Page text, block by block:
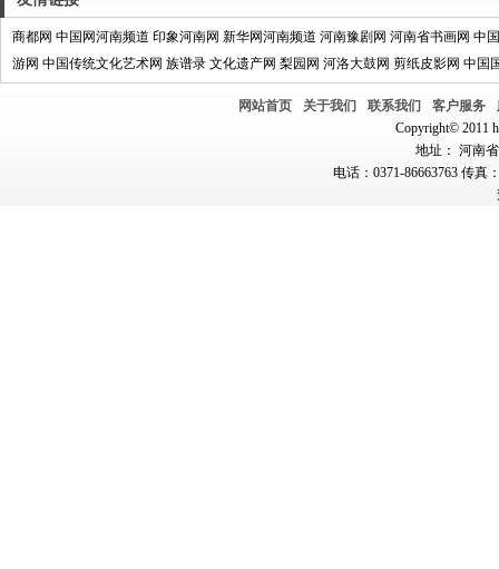
商都网 中国网河南频道 印象河南网 新华网河南频道 河南豫剧网 河南省书画网 中
游网 中国传统文化艺术网 族谱录 文化遗产网 梨园网 河洛大鼓网 剪纸皮影网 中国
网站首页 关于我们 联系我们 客户服务
Copyright© 2011
地址： 河南
电话：0371-86663763 传真